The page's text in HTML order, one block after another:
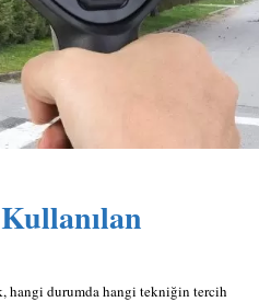
hangi durumda hangi tekniğin tercih